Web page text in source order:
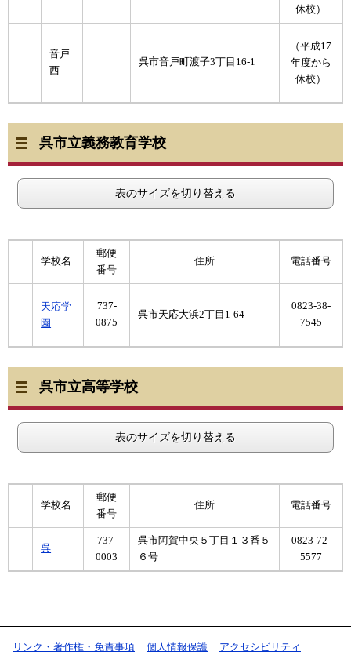
休校）
音戸
西
呉市音戸町渡子3丁目16-1
（平成17
年度から
休校）
呉市立義務教育学校
表のサイズを切り替える
学校名
郵便
番号
住所 電話番号
天応学
園
737-
0875
呉市天応大浜2丁目1-64
0823-38-
7545
呉市立高等学校
表のサイズを切り替える
学校名
郵便
番号
住所 電話番号
呉
737-
0003
呉市阿賀中央５丁目１３番５
６号
0823-72-
5577
リンク・著作権・免責事項 個人情報保護 アクセシビリティ